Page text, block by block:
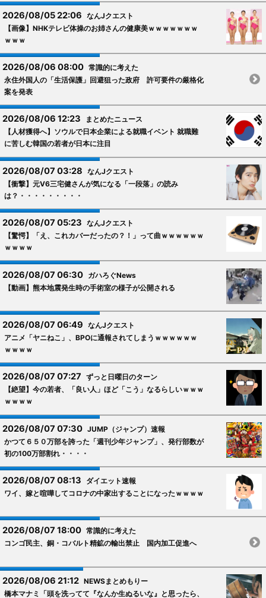
2026/08/05 22:06なんJクエスト
【画像】NHKテレビ体操のお姉さんの健康美ｗｗｗｗｗｗｗ
ｗｗｗ
2026/08/06 08:00常識的に考えた
永住外国人の「生活保護」回避狙った政府 許可要件の厳格化
案を発表
2026/08/06 12:23まとめたニュース
【人材獲得へ】ソウルで日本企業による就職イベント 就職難
に苦しむ韓国の若者が日本に注目
2026/08/07 03:28なんJクエスト
【衝撃】元V6三宅健さんが気になる「一段落」の読み
は？・・・・・・・・・
2026/08/07 05:23なんJクエスト
【驚愕】「え、これカバーだったの？！」って曲ｗｗｗｗｗｗ
ｗｗｗｗ
2026/08/07 06:30ガハろぐNews
【動画】熊本地震発生時の手術室の様子が公開される
2026/08/07 06:49なんJクエスト
アニメ「ヤニねこ」、BPOに通報されてしまうｗｗｗｗｗｗ
ｗｗｗｗ
2026/08/07 07:27ずっと日曜日のターン
【絶望】今の若者、「良い人」ほど「こう」なるらしいｗｗｗ
ｗｗｗｗ
2026/08/07 07:30JUMP（ジャンプ）速報
かつて６５０万部を誇った「週刊少年ジャンプ」、発行部数が
初の100万部割れ・・・・
2026/08/07 08:13ダイエット速報
ワイ、嫁と喧嘩してコロナの中家出することになったｗｗｗｗ
2026/08/07 18:00常識的に考えた
コンゴ民主、銅・コバルト精鉱の輸出禁止 国内加工促進へ
2026/08/06 21:12NEWSまとめもりー
橋本マナミ「頭を洗ってて『なんか生ぬるいな』と思ったら、